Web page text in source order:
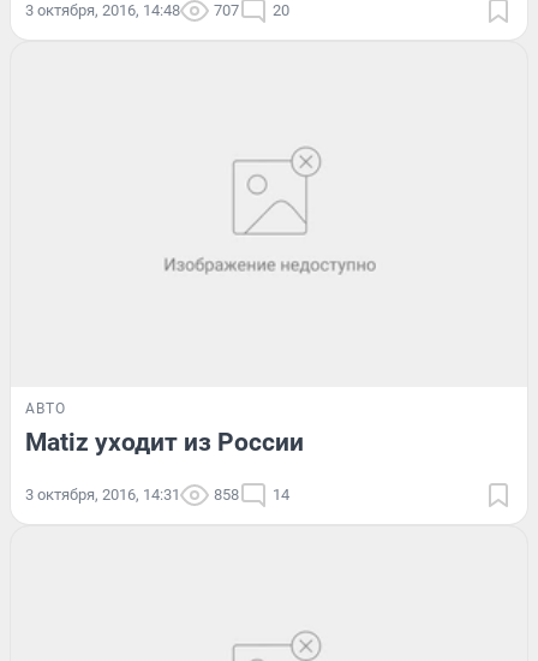
3 октября, 2016, 14:48 707 20
АВТО
Matiz уходит из России
3 октября, 2016, 14:31 858 14